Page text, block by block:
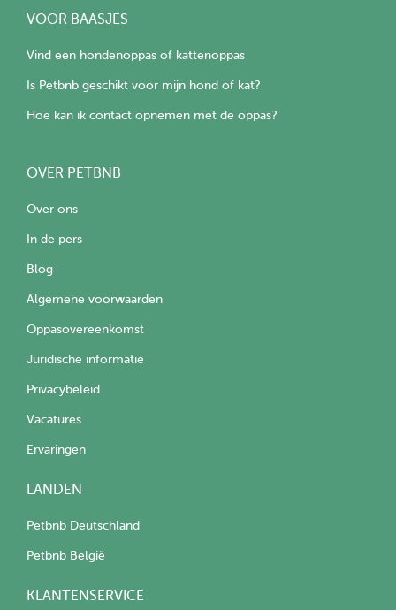
VOOR BAASJES
Vind een hondenoppas of kattenoppas
Is Petbnb geschikt voor mijn hond of kat?
Hoe kan ik contact opnemen met de oppas?
OVER PETBNB
Over ons
In de pers
Blog
Algemene voorwaarden
Oppasovereenkomst
Juridische informatie
Privacybeleid
Vacatures
Ervaringen
LANDEN
Petbnb Deutschland
Petbnb België
KLANTENSERVICE